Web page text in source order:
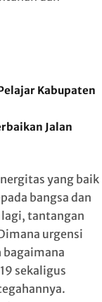
Kabupaten
Jalan
yang baik
bangsa dan
lagi, tantangan
urgensi
bagaimana
sekaligus